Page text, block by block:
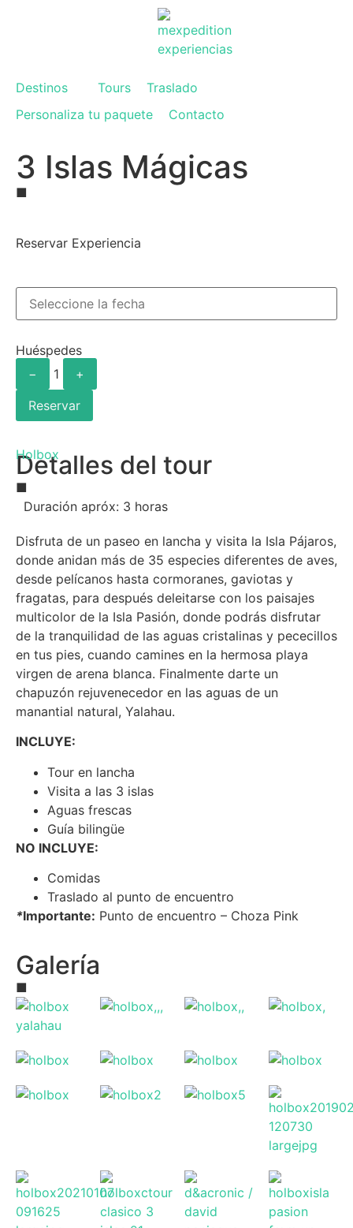
Destinos Tours
Traslado
Personaliza tu paquete
Contacto
3 Islas Mágicas
■
Holbox
Detalles del tour
■
Duración apróx: 3 horas
Disfruta de un paseo en lancha y visita la Isla Pájaros,
donde anidan más de 35 especies diferentes de aves,
desde pelícanos hasta cormoranes, gaviotas y
fragatas, para después deleitarse con los paisajes
multicolor de la Isla Pasión, donde podrás disfrutar
de la tranquilidad de las aguas cristalinas y pececillos
en tus pies, cuando camines en la hermosa playa
virgen de arena blanca. Finalmente darte un
chapuzón rejuvenecedor en las aguas de un
manantial natural, Yalahau.
INCLUYE:
Tour en lancha
Visita a las 3 islas
Aguas frescas
Guía bilingüe
NO INCLUYE:
Comidas
Traslado al punto de encuentro
*Importante: Punto de encuentro – Choza Pink
Galería
■
Reservar Experiencia
Huéspedes
−
1
+
Reservar